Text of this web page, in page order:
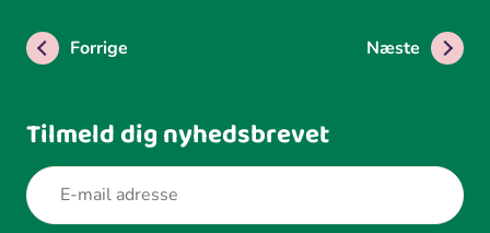
Forrige Næste
Tilmeld dig nyhedsbrevet